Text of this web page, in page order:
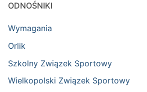
ODNOŚNIKI
Wymagania
Orlik
Szkolny Związek Sportowy
Wielkopolski Związek Sportowy